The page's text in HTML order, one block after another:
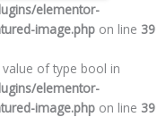
elementor-
image.php on line 39
of type bool in
elementor-
image.php on line 39